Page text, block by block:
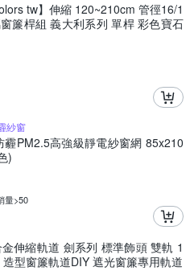
tw】伸縮 120~210cm 管徑16/1
簾桿組 義大利系列 單桿 彩色寶石
紗窗
霾PM2.5高強級靜電紗窗網 85x210
)
量>50
伸縮軌道 劍系列 標準飾頭 雙軌 1
型窗簾軌道DIY 遮光窗簾專用軌道